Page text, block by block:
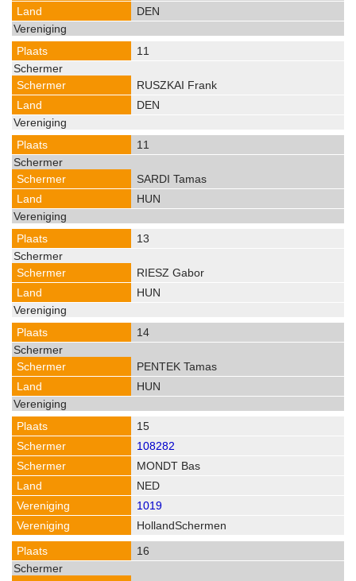
DEN
11
RUSZKAI Frank
DEN
11
SARDI Tamas
HUN
13
RIESZ Gabor
HUN
14
PENTEK Tamas
HUN
15
108282
MONDT Bas
NED
1019
HollandSchermen
16